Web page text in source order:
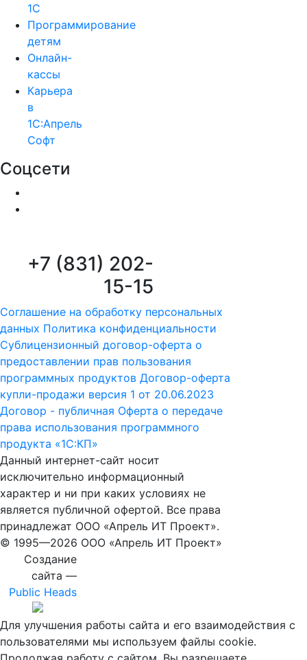
1С
Программирование
детям
Онлайн-
кассы
Карьера
в
1С:Апрель
Софт
Соцсети
+7 (831) 202-
15-15
Соглашение на обработку персональных
данных Политика конфиденциальности
Сублицензионный договор-оферта о
предоставлении прав пользования
программных продуктов Договор-оферта
купли-продажи версия 1 от 20.06.2023
Договор - публичная Оферта о передаче
права использования программного
продукта «1С:КП»
Данный интернет-сайт носит
исключительно информационный
характер и ни при каких условиях не
является публичной офертой. Все права
принадлежат ООО «Апрель ИТ Проект».
© 1995—2026 ООО «Апрель ИТ Проект»
Создание
сайта —
Public Heads
Для улучшения работы сайта и его взаимодействия с
пользователями мы используем файлы cookie.